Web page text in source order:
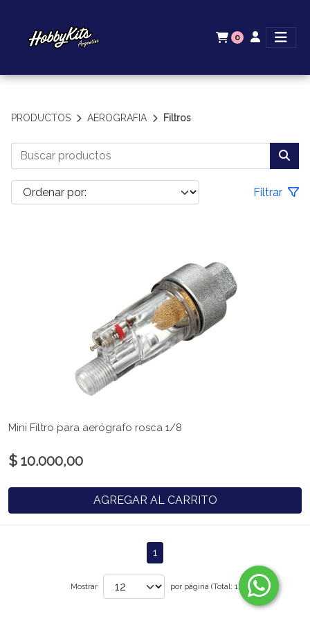
0
PRODUCTOS AEROGRAFIA Filtros
Filtrar
Mini Filtro para aerógrafo rosca 1/8
$ 10.000,00
AGREGAR AL CARRITO
1
Mostrar por página (Total: 1)